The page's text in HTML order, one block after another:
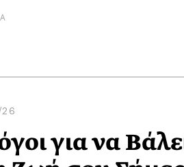
για να